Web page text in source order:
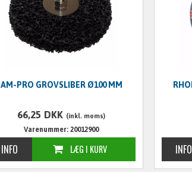
AM-PRO GROVSLIBER Ø100 MM
66,25 DKK (inkl. moms)
Varenummer: 20012900